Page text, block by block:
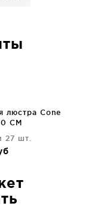
люстра Cone
CM
27 шт.